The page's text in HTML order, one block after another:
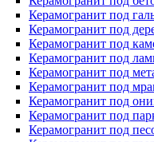
Керамогранит под
Керамогранит под
Керамогранит под
Керамогранит под
Керамогранит под
Керамогранит под
Керамогранит под
Керамогранит под
Керамогранит под